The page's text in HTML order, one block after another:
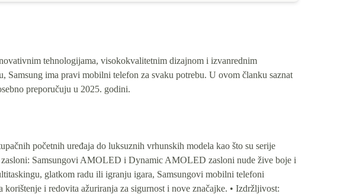
tehnologijama, visokokvalitetnim dizajnom i izvanrednim
ima pravi mobilni telefon za svaku potrebu. U ovom članku saznat
preporučuju u 2025. godini.
početnih uređaja do luksuznih vrhunskih modela kao što su serije
Samsungovi AMOLED i Dynamic AMOLED zasloni nude žive boje i
glatkom radu ili igranju igara, Samsungovi mobilni telefoni
i redovita ažuriranja za sigurnost i nove značajke. • Izdržljivost: